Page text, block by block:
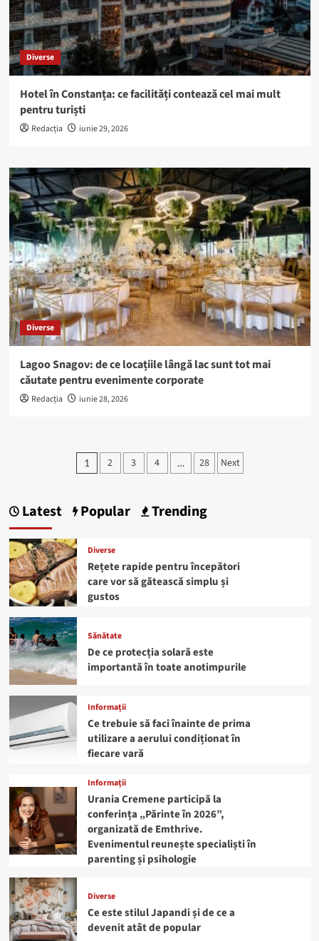
Diverse
Hotel în Constanța: ce facilități contează cel mai mult
pentru turiști
Redacția iunie 29, 2026
Diverse
Lagoo Snagov: de ce locațiile lângă lac sunt tot mai
căutate pentru evenimente corporate
Redacția iunie 28, 2026
Paginație
1 2 3 4 … 28 Next
Latest Popular Trending
Diverse
Rețete rapide pentru începători
care vor să gătească simplu și
gustos
Sănătate
De ce protecția solară este
importantă în toate anotimpurile
Informații
Ce trebuie să faci înainte de prima
utilizare a aerului condiționat în
fiecare vară
Informații
Urania Cremene participă la
conferința „Părinte în 2026”,
organizată de Emthrive.
Evenimentul reunește specialiști în
parenting și psihologie
Diverse
Ce este stilul Japandi și de ce a
devenit atât de popular